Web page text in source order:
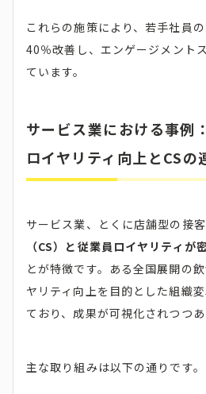
これらの施策により、若手社員
40％改善し、エンゲージメント
ています。
サービス業における事例
ロイヤリティ向上とCSの
サービス業、とくに店舗型の接
（CS）と従業員ロイヤリティが
とが特徴です。ある全国展開の
ヤリティ向上を目的とした組織
ており、成果が可視化されつつあ
主な取り組みは以下の通りです。